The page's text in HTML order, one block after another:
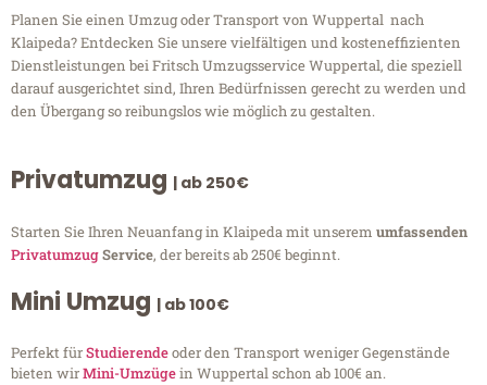
Planen Sie einen Umzug oder Transport von Wuppertal nach
Klaipeda? Entdecken Sie unsere vielfältigen und kosteneffizienten
Dienstleistungen bei Fritsch Umzugsservice Wuppertal, die speziell
darauf ausgerichtet sind, Ihren Bedürfnissen gerecht zu werden und
den Übergang so reibungslos wie möglich zu gestalten.
Privatumzug | ab 250€
Starten Sie Ihren Neuanfang in Klaipeda mit unserem umfassenden
PrivatumzugService, der bereits ab 250€ beginnt.
Mini Umzug | ab 100€
Perfekt fürStudierendeoder den Transport weniger Gegenstände
bieten wirMini-Umzügein Wuppertal schon ab 100€ an.